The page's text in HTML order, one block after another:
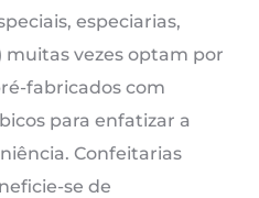
especiarias,
muitas vezes optam por
fabricados com
para enfatizar a
Confeitarias
se de